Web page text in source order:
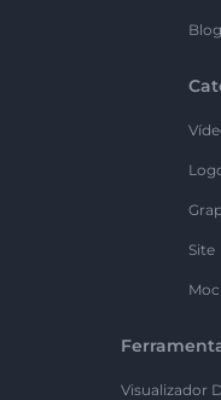
Blog
Site
Visualizador